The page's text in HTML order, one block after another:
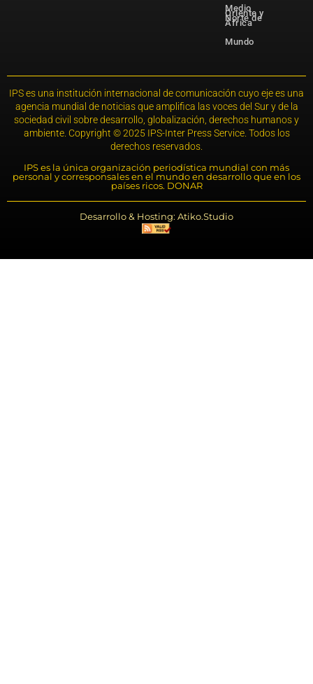
Medio
Oriente y
Norte de
África
Mundo
IPS es una institución internacional de comunicación cuyo eje es una
agencia mundial de noticias que amplifica las voces del Sur y de la
sociedad civil sobre desarrollo, globalización, derechos humanos y
ambiente. Copyright © 2025 IPS-Inter Press Service. Todos los
derechos reservados.
IPS es la única organización periodística mundial con más
personal y corresponsales en el mundo en desarrollo que en los
países ricos. DONAR
Desarrollo & Hosting: Atiko.Studio